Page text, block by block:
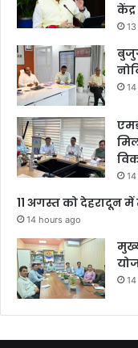
11 अगस्त को देहरादून
14 hours ago